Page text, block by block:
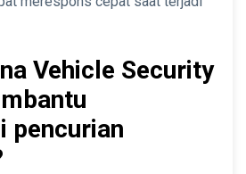
Vehicle Security
pencurian